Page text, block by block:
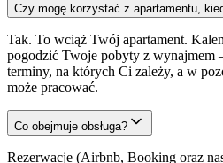
Czy mogę korzystać z apartamentu,
Tak. To wciąż Twój apartament.
pogodzić Twoje pobyty z wynajmem
terminy, na których Ci zależy, a w
może pracować.
Co obejmuje obsługa?
Rezerwacje (Airbnb, Booking oraz